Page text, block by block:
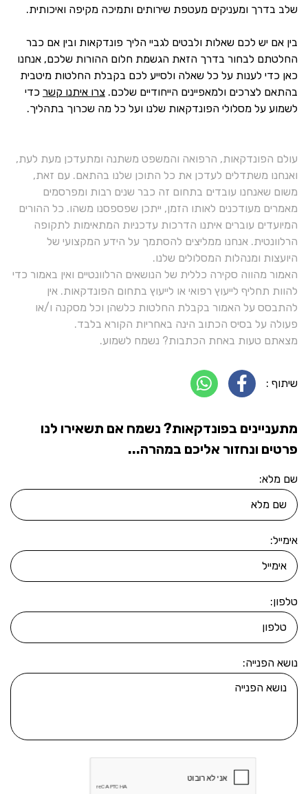
שלב בדרך ומעניקים מעטפת שירותים ותמיכה מקיפה ואיכותית.
בין אם יש לכם שאלות ולבטים לגביי הליך פונדקאות ובין אם כבר
החלטתם לבחור בדרך הזאת הגשמת חלום ההורות שלכם, אנחנו
כאן כדי לענות על כל שאלה ולסייע לכם בקבלת החלטות מיטבית
בהתאם לצרכים ולמאפיינים הייחודיים שלכם. צרו איתנו קשר כדי
לשמוע על מסלולי הפונדקאות שלנו ועל כל מה שכרוך בתהליך.
עולם הפונדקאות, הרפואה והמשפט משתנה ומתעדכן מעת לעת,
ואנחנו משתדלים לעדכן את כל התוכן שלנו בהתאם. עם זאת,
משום שאנחנו עובדים בתחום זה כבר שנים רבות ומפרסמים
מאמרים מעודכנים לאותו הזמן, ייתכן שפספסנו משהו. כל ההורים
המיועדים עוברים איתנו הדרכות עדכניות המתאימות לתקופה
הרלוונטית. אנחנו ממליצים להסתמך על הידע המקצועי של
היועצות ומנהלות המסלולים שלנו.
האמור מהווה סקירה כללית של הנושאים הרלוונטיים ואין באמור כדי
להוות תחליף לייעוץ רפואי או לייעוץ בתחום הפונדקאות. אין
להתבסס על האמור בקבלת החלטות כלשהן וכל מסקנה ו/או
פעולה על בסיס הכתוב הינה באחריות הקורא בלבד.
מצאתם טעות באחת הכתבות? נשמח לשמוע.
שיתוף :
מתעניינים בפונדקאות? נשמח אם תשאירו לנו
פרטים ונחזור אליכם במהרה...
שם מלא:
אימייל:
טלפון:
נושא הפנייה: